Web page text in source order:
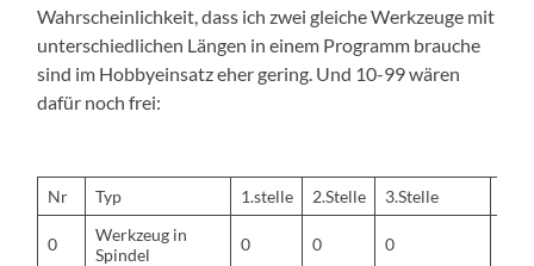
Wahrscheinlichkeit, dass ich zwei gleiche Werkzeuge mit
unterschiedlichen Längen in einem Programm brauche
sind im Hobbyeinsatz eher gering. Und 10-99 wären
dafür noch frei:
Nr Typ 1.stelle 2.Stelle 3.Stelle
0
Werkzeug in
Spindel
0 0 0